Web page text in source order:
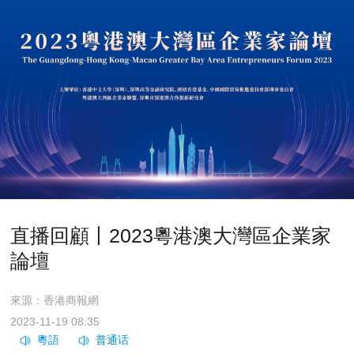
直播回顧丨2023粵港澳大灣區企業家
論壇
來源：香港商報網
2023-11-19 08:35